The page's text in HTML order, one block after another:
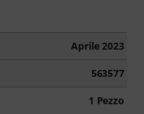
Aprile 2023
563577
1 Pezzo